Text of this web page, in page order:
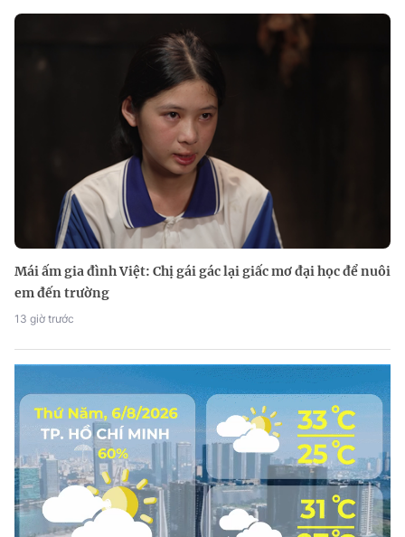
Mái ấm gia đình Việt: Chị gái gác lại giấc mơ đại học để nuôi
em đến trường
13 giờ trước